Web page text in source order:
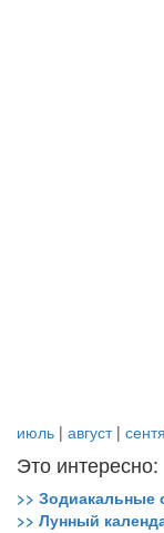
июль | август|
Это интересно:
>> Зодиакальные
>> Лунный